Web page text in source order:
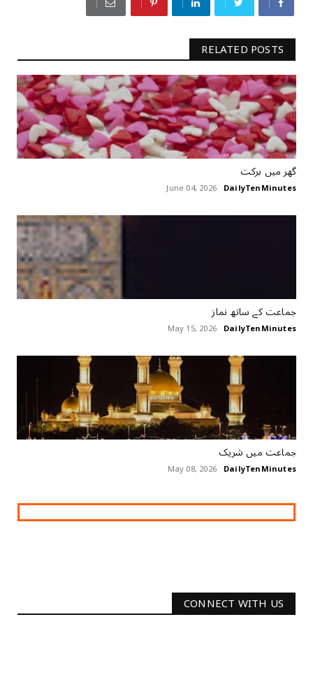
RELATED POSTS
گھر میں برکت
DailyTenMinutes
June 04, 2026
جماعت کے ساتھ نماز
DailyTenMinutes
May 15, 2026
جماعت میں شریک
DailyTenMinutes
May 08, 2026
CONNECT WITH US